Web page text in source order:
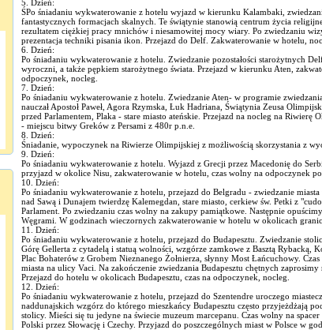
5. Dzień:
ŚPo śniadaniu wykwaterowanie z hotelu wyjazd w kierunku Kalambaki,
fantastycznych formacjach skalnych. Te świątynie stanowią centrum życia
rezultatem ciężkiej pracy mnichów i niesamowitej mocy wiary. Po zwiedzaniu
prezentacja techniki pisania ikon. Przejazd do Delf. Zakwaterowanie w hotelu,
6. Dzień:
Po śniadaniu wykwaterowanie z hotelu. Zwiedzanie pozostałości starożytnych
wyroczni, a także pępkiem starożytnego świata. Przejazd w kierunku Aten,
odpoczynek, nocleg.
7. Dzień:
Po śniadaniu wykwaterowanie z hotelu. Zwiedzanie Aten- w programie
nauczał Apostoł Paweł, Agora Rzymska, Łuk Hadriana, Świątynia Zeusa
przed Parlamentem, Plaka - stare miasto ateńskie. Przejazd na nocleg na
- miejscu bitwy Greków z Persami z 480r p.n.e.
8. Dzień:
Śniadanie, wypoczynek na Riwierze Olimpijskiej z możliwością skorzystania z
9. Dzień:
Po śniadaniu wykwaterowanie z hotelu. Wyjazd z Grecji przez Macedonię do
przyjazd w okolice Nisu, zakwaterowanie w hotelu, czas wolny na odpoczynek
10. Dzień:
Po śniadaniu wykwaterowanie z hotelu, przejazd do Belgradu - zwiedzanie
nad Sawą i Dunajem twierdzę Kalemegdan, stare miasto, cerkiew św. Petki z
Parlament. Po zwiedzaniu czas wolny na zakupy pamiątkowe. Następnie
Węgrami. W godzinach wieczornych zakwaterowanie w hotelu w okolicach
11. Dzień:
Po śniadaniu wykwaterowanie z hotelu, przejazd do Budapesztu. Zwiedzanie
Górę Gellerta z cytadelą i statuą wolności, wzgórze zamkowe z Basztą Rybacką,
Plac Bohaterów z Grobem Nieznanego Żołnierza, słynny Most Łańcuchowy.
miasta na ulicy Vaci. Na zakończenie zwiedzania Budapesztu chętnych
Przejazd do hotelu w okolicach Budapesztu, czas na odpoczynek, nocleg.
12. Dzień:
Po śniadaniu wykwaterowanie z hotelu, przejazd do Szentendre uroczego
naddunajskich wzgórz do którego mieszkańcy Budapesztu często przyjeżdżają
stolicy. Mieści się tu jedyne na świecie muzeum marcepanu. Czas wolny na
Polski przez Słowację i Czechy. Przyjazd do poszczególnych miast w Polsce w